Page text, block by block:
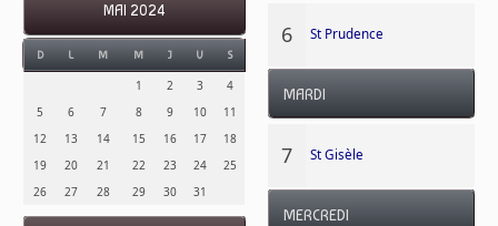
MAI 2024
D L M M J V S
1 2 3
4
5
6 7 8 9 10
11
12
13 14 15 16 17
18
19
20 21 22 23 24
25
26
27 28 29 30 31
6 St Prudence
MARDI
7 St Gisèle
MERCREDI